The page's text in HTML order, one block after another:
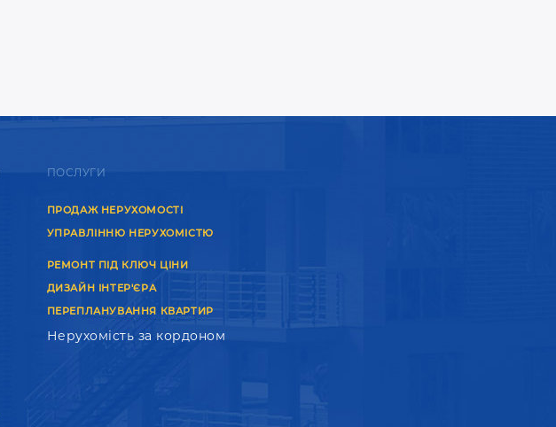
ПОСЛУГИ
ПРОДАЖ НЕРУХОМОСТІ
УПРАВЛІННЮ НЕРУХОМІСТЮ
РЕМОНТ ПІД КЛЮЧ ЦІНИ
ДИЗАЙН ІНТЕР'ЄРА
ПЕРЕПЛАНУВАННЯ КВАРТИР
Нерухомість за кордоном